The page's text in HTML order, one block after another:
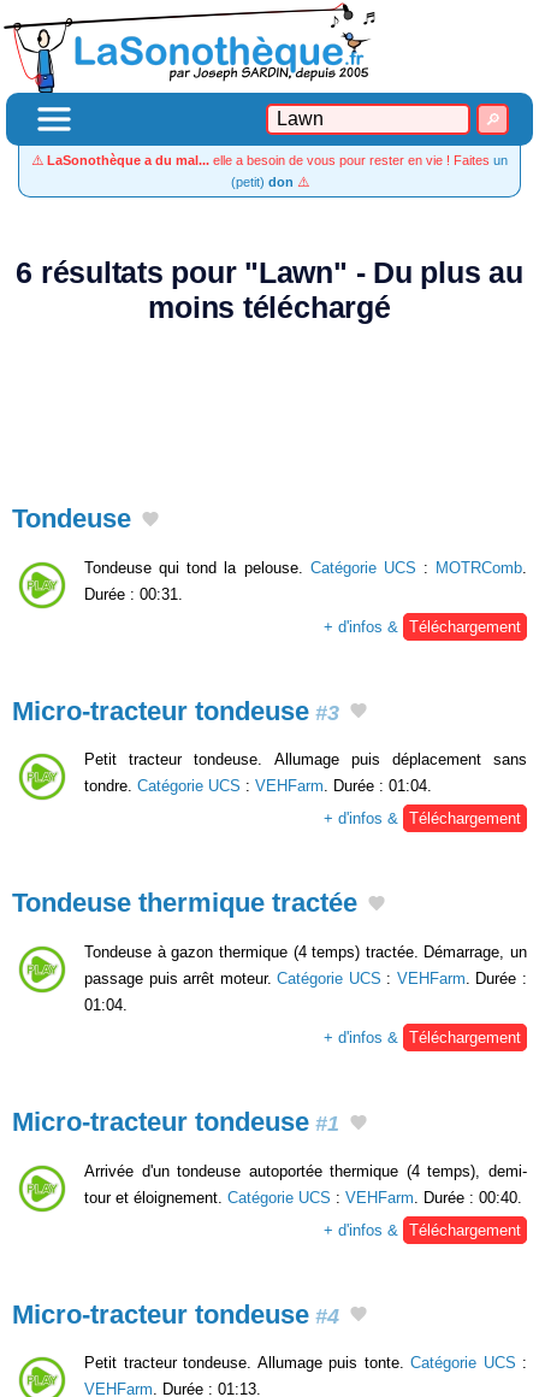
⚠️ LaSonothèque a du mal... elle a besoin de vous pour rester en vie ! Faites un
(petit) don ⚠️
6 résultats pour "Lawn" - Du plus au
moins téléchargé
Tondeuse
Tondeuse qui tond la pelouse. Catégorie UCS : MOTRComb
Durée : 00:31.
+ d'infos &
Téléchargement
Micro-tracteur tondeuse #3
Petit tracteur tondeuse. Allumage puis déplacement sans
tondre. Catégorie UCS : VEHFarm. Durée : 01:04.
+ d'infos & Téléchargement
Tondeuse thermique tractée
Tondeuse à gazon thermique (4 temps) tractée. Démarrage, un
passage puis arrêt moteur.Catégorie UCS : VEHFarm . Durée :
01:04.
+ d'infos &
Téléchargement
Micro-tracteur tondeuse #1
Arrivée d'un tondeuse autoportée thermique (4 temps), demi-
tour et éloignement. Catégorie UCS : VEHFarm . Durée : 00:40.
+ d'infos &
Téléchargement
Micro-tracteur tondeuse #4
Petit tracteur tondeuse. Allumage puis tonte. Catégorie UCS :
VEHFarm. Durée : 01:13.